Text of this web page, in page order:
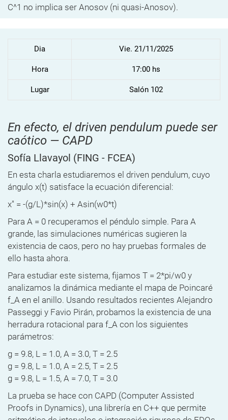
C^1 no implica ser Anosov (ni quasi-Anosov).
Dia Vie. 21/11/2025
Hora 17:00 hs
Lugar Salón 102
En efecto, el driven pendulum puede ser
caótico — CAPD
Sofía Llavayol (FING - FCEA)
En esta charla estudiaremos el driven pendulum, cuyo
ángulo x(t) satisface la ecuación diferencial:
x'' = -(g/L)*sin(x) + Asin(w0*t)
Para A = 0 recuperamos el péndulo simple. Para A
grande, las simulaciones numéricas sugieren la
existencia de caos, pero no hay pruebas formales de
ello hasta ahora.
Para estudiar este sistema, fijamos T = 2*pi/w0 y
analizamos la dinámica mediante el mapa de Poincaré
f_A en el anillo. Usando resultados recientes Alejandro
Passeggi y Favio Pirán, probamos la existencia de una
herradura rotacional para f_A con los siguientes
parámetros:
g = 9.8, L = 1.0, A = 3.0, T = 2.5
g = 9.8, L = 1.0, A = 2.5, T = 2.5
g = 9.8, L = 1.5, A = 7.0, T = 3.0
La prueba se hace con CAPD (Computer Assisted
Proofs in Dynamics), una librería en C++ que permite